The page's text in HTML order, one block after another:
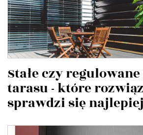
Stałe czy
tarasu - które
sprawdzi się